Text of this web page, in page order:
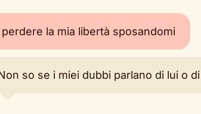
la mia libertà sposandomi
so se i miei dubbi parlano di lui o